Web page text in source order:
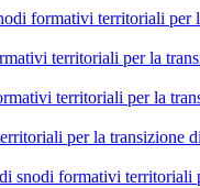
formativi territoriali per
territoriali per la
territoriali per la
per la transizione
formativi territoriali